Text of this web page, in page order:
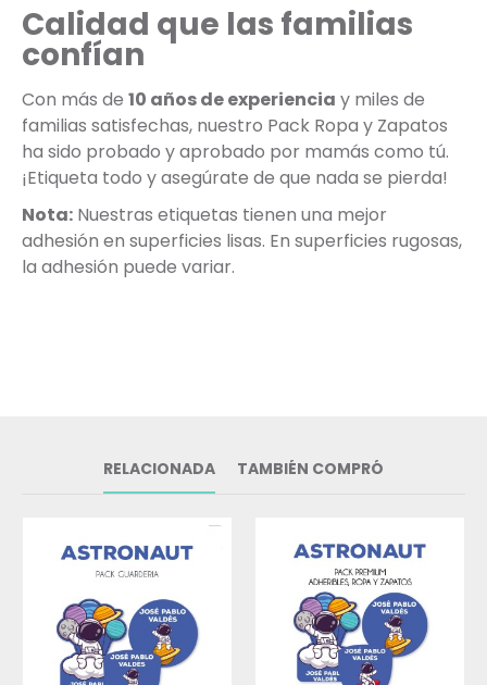
Calidad que las familias
confían
Con más de 10 años de experiencia y miles de
familias satisfechas, nuestro Pack Ropa y Zapatos
ha sido probado y aprobado por mamás como tú.
¡Etiqueta todo y asegúrate de que nada se pierda!
Nota: Nuestras etiquetas tienen una mejor
adhesión en superficies lisas. En superficies rugosas,
la adhesión puede variar.
RELACIONADA TAMBIÉN COMPRÓ